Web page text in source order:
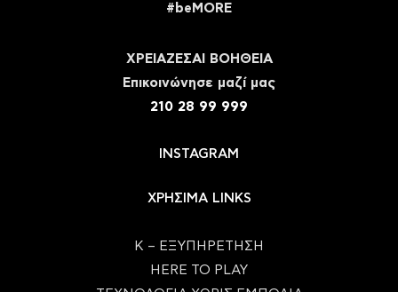
#beMORE
ΧΡΕΙΑΖΕΣΑΙ ΒΟΗΘΕΙΑ
Eπικοινώνησε μαζί μας
210 28 99 999
INSTAGRAM
ΧΡΗΣΙΜΑ LINKS
Κ – ΕΞΥΠΗΡΕΤΗΣΗ
HERE TO PLAY